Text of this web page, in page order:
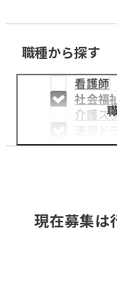
採用情報
医療・介
募集職種
職種から探す
看護師
社会福
介護ス
現在募集は